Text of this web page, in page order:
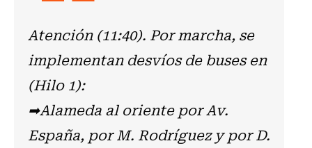
Atención (11:40). Por marcha, se
implementan desvíos de buses en
(Hilo 1):
➡Alameda al oriente por Av.
España, por M. Rodríguez y por D.